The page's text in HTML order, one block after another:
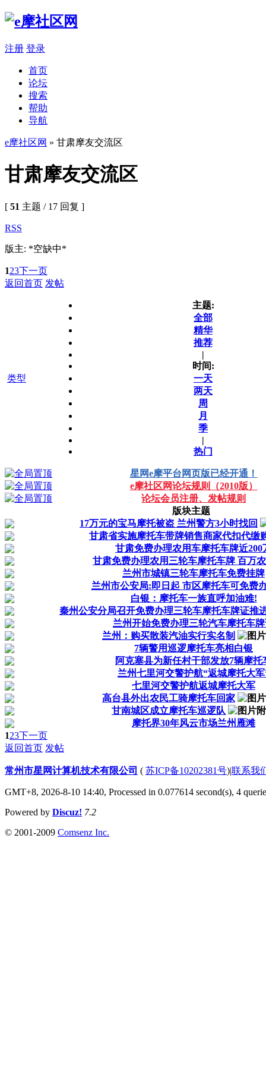
注册 登录
首页
论坛
搜索
帮助
导航
e摩社区网 » 甘肃摩友交流区
甘肃摩友交流区
[ 51 主题 / 17 回复 ]
RSS
版主: *空缺中*
123下一页
返回首页 发帖
类型
主题:
全部
精华
推荐
|
时间:
一天
两天
周
月
季
|
热门
星网e摩平台网页版已经开通！
e摩社区网论坛规则（2010版）
论坛会员注册、发帖规则
版块主题
17万元的宝马摩托被盗 兰州警方3小时找回
甘肃省实施摩托车带牌销售商家代扣代缴
甘肃免费办理农用车摩托车牌近200
甘肃免费办理农用三轮车摩托车牌 百万
兰州市城镇三轮车摩托车免费挂牌
兰州市公安局:即日起 市区摩托车可免费
白银：摩托车一族直呼加油难!
秦州公安分局召开免费办理三轮车摩托车牌证推
兰州开始免费办理三轮汽车摩托车
兰州：购买散装汽油实行实名制
7辆警用巡逻摩托车亮相白银
阿克塞县为新任村干部发放7辆摩托
兰州七里河交警护航“返城摩托大军
七里河交警护航返城摩托大军
高台县外出农民工骑摩托车回家
甘南城区成立摩托车巡逻队
摩托界30年风云市场兰州雁滩
123下一页
返回首页 发帖
常州市星网计算机技术有限公司 ( 苏ICP备10202381号)|联系我
GMT+8, 2026-8-10 14:40, Processed in 0.077614 second(s), 4
Powered by Discuz! 7.2
© 2001-2009 Comsenz Inc.